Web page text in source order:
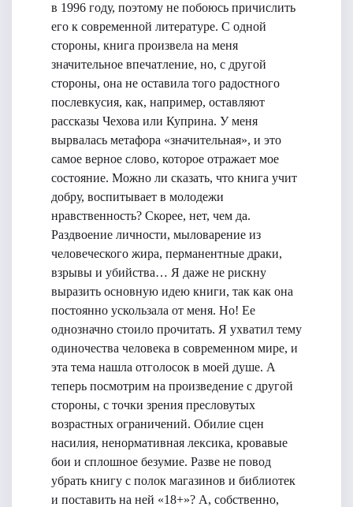
в 1996 году, поэтому не побоюсь причислить
его к современной литературе. С одной
стороны, книга произвела на меня
значительное впечатление, но, с другой
стороны, она не оставила того радостного
послевкусия, как, например, оставляют
рассказы Чехова или Куприна. У меня
вырвалась метафора «значительная», и это
самое верное слово, которое отражает мое
состояние. Можно ли сказать, что книга учит
добру, воспитывает в молодежи
нравственность? Скорее, нет, чем да.
Раздвоение личности, мыловарение из
человеческого жира, перманентные драки,
взрывы и убийства… Я даже не рискну
выразить основную идею книги, так как она
постоянно ускользала от меня. Но! Ее
однозначно стоило прочитать. Я ухватил тему
одиночества человека в современном мире, и
эта тема нашла отголосок в моей душе. А
теперь посмотрим на произведение с другой
стороны, с точки зрения пресловутых
возрастных ограничений. Обилие сцен
насилия, ненормативная лексика, кровавые
бои и сплошное безумие. Разве не повод
убрать книгу с полок магазинов и библиотек
и поставить на ней «18+»? А, собственно,